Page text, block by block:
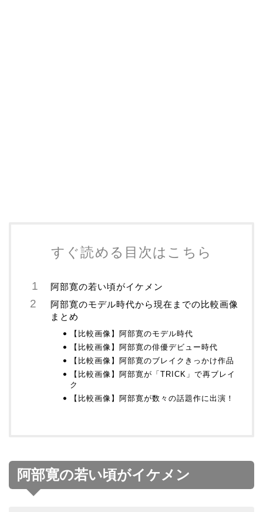
すぐ読める目次はこちら
阿部寛の若い頃がイケメン
阿部寛のモデル時代から現在までの比較画像
まとめ
【比較画像】阿部寛のモデル時代
【比較画像】阿部寛の俳優デビュー時代
【比較画像】阿部寛のブレイクきっかけ作品
【比較画像】阿部寛が「TRICK」で再ブレイ
ク
【比較画像】阿部寛が数々の話題作に出演！
阿部寛の若い頃がイケメン